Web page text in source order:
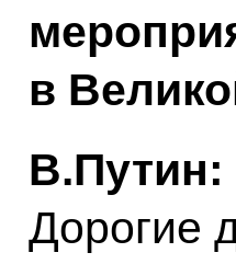
в
В.Путин:
Дорогие